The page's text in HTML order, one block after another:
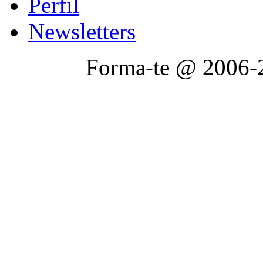
Perfil
Newsletters
Forma-te @